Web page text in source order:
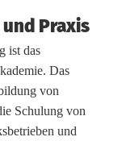
Praxis
ist das
Das
von
Schulung von
und